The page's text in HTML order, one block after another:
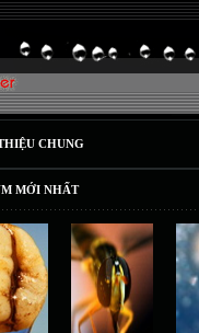
CHUNG
MỚI NHẤT